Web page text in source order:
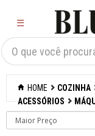
☰
Criar Lista×
Organização
Cozinha
Acessórios
HOME COZINHA
ACESSÓRIOS